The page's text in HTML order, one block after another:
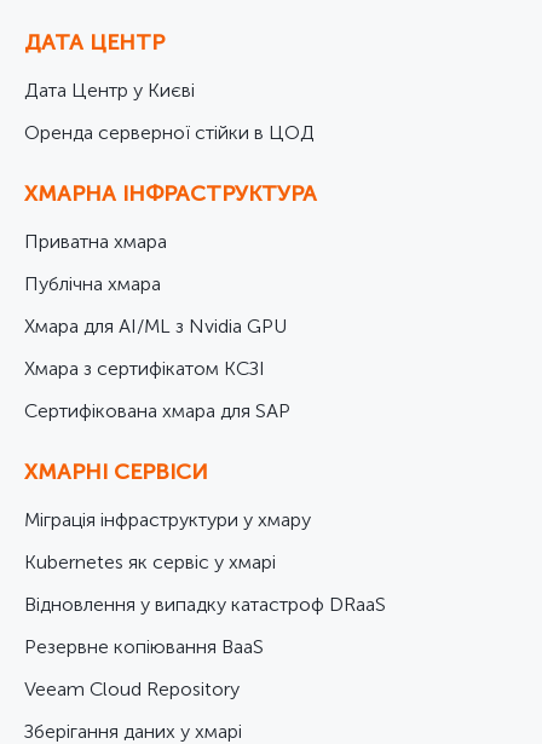
ДАТА ЦЕНТР
Дата Центр у Києві
Оренда серверної стійки в ЦОД
ХМАРНА ІНФРАСТРУКТУРА
Приватна хмара
Публічна хмара
Хмара для AI/ML з Nvidia GPU
Хмара з сертифікатом КСЗІ
Cертифікована хмара для SAP
ХМАРНІ СЕРВІСИ
Міграція інфраструктури у хмару
Kubernetes як сервіс у хмарі
Відновлення у випадку катастроф DRaaS
Резервне копіювання BaaS
Veeam Cloud Repository
Зберігання даних у хмарі